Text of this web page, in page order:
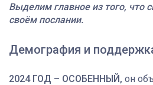
Выделим главное из того, что
своём послании.
Демография и
2024 ГОД – ОСОБЕННЫЙ, он